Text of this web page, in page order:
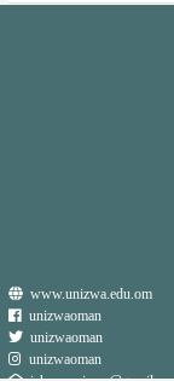
www.unizwa.edu.om
unizwaoman
unizwaoman
unizwaoman